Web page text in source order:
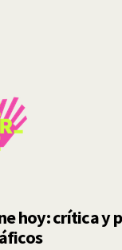
hoy: crítica y